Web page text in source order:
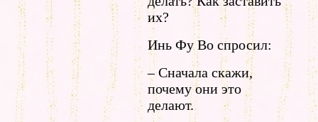
их?
Инь Фу Во спросил:
– Сначала скажи,
почему они это
делают.